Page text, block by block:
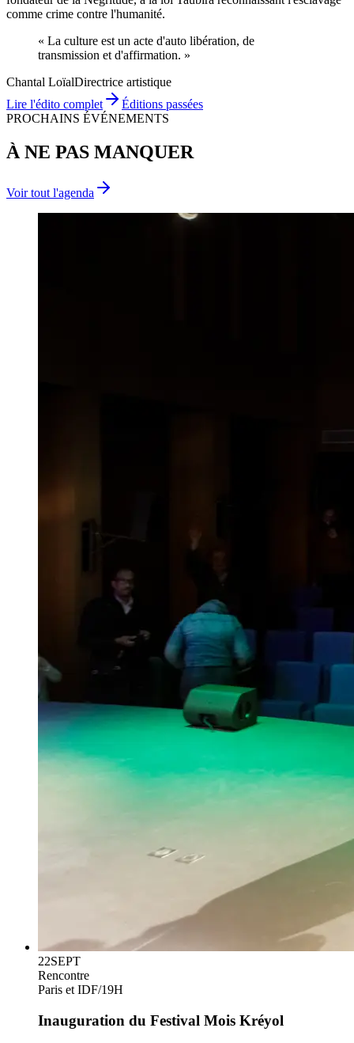
comme crime contre l'humanité.
« La culture est un acte d'auto libération, de
transmission et d'affirmation. »
Chantal LoïalDirectrice artistique
Lire l'édito complet
Éditions passées
PROCHAINS ÉVÉNEMENTS
À NE PAS MANQUER
Voir tout l'agenda
22SEPT
Rencontre
Paris et IDF/19H
Inauguration du Festival Mois Kréyol